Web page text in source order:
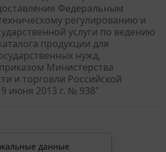
Федеральным
регулированию и
услуги по ведению
продукции для
нужд,
Министерства
и торговли Российской
июня 2013 г. № 938"
данные